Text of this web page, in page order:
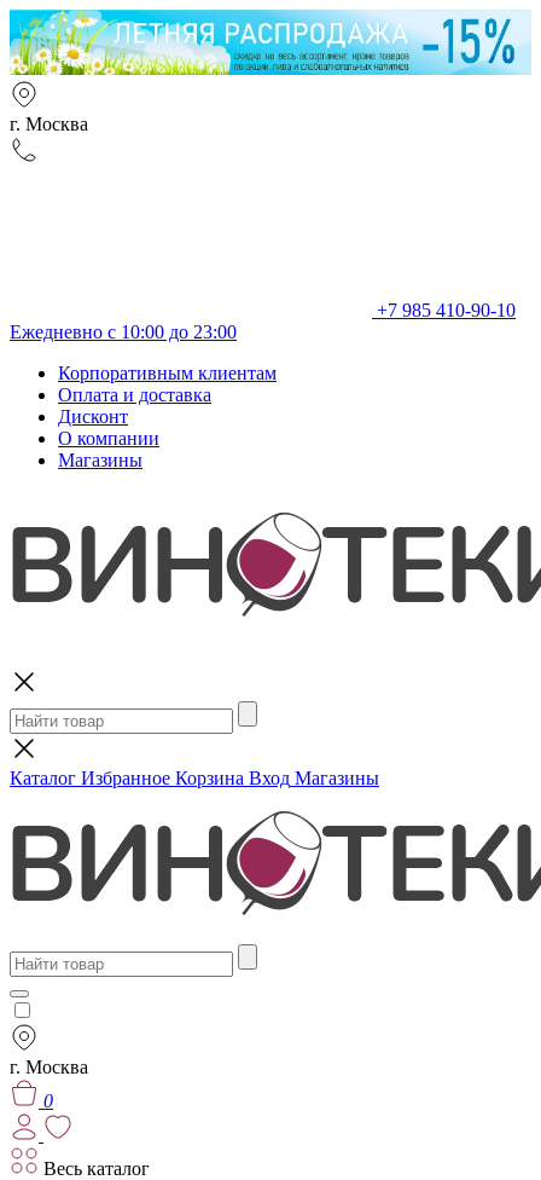
г. Москва
+7 985 410-90-10
Ежедневно с 10:00 до 23:00
Корпоративным клиентам
Оплата и доставка
Дисконт
О компании
Магазины
Каталог Избранное Корзина Вход Магазины
г. Москва
0
Весь каталог